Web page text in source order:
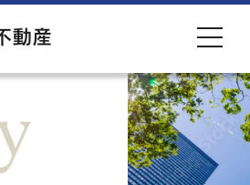
toggle